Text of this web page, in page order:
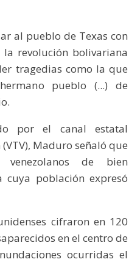
al pueblo de Texas con
revolución bolivariana
tragedias como la que
pueblo (...) de
por el canal estatal
Maduro señaló que
de bien
cuya población expresó
cifraron en 120
en el centro de
ocurridas el